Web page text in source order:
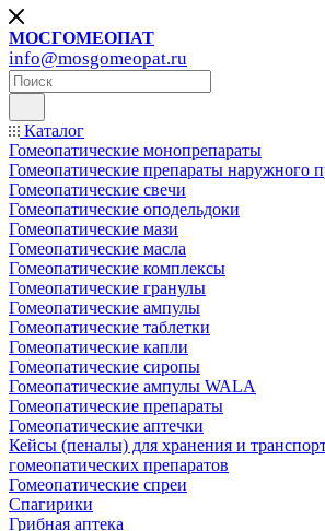
МОСГОМЕОПАТ
info@mosgomeopat.ru
Каталог
Гомеопатические монопрепараты
Гомеопатические препараты наружного
Гомеопатические свечи
Гомеопатические оподельдоки
Гомеопатические мази
Гомеопатические масла
Гомеопатические комплексы
Гомеопатические гранулы
Гомеопатические ампулы
Гомеопатические таблетки
Гомеопатические капли
Гомеопатические сиропы
Гомеопатические ампулы WALA
Гомеопатические препараты
Гомеопатические аптечки
Кейсы (пеналы) для хранения и
гомеопатических препаратов
Гомеопатические спреи
Спагирики
Грибная аптека